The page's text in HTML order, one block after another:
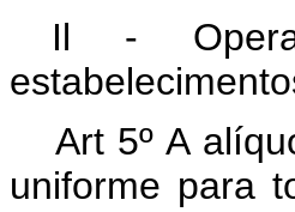
Il -
Art 5º A
uniforme para